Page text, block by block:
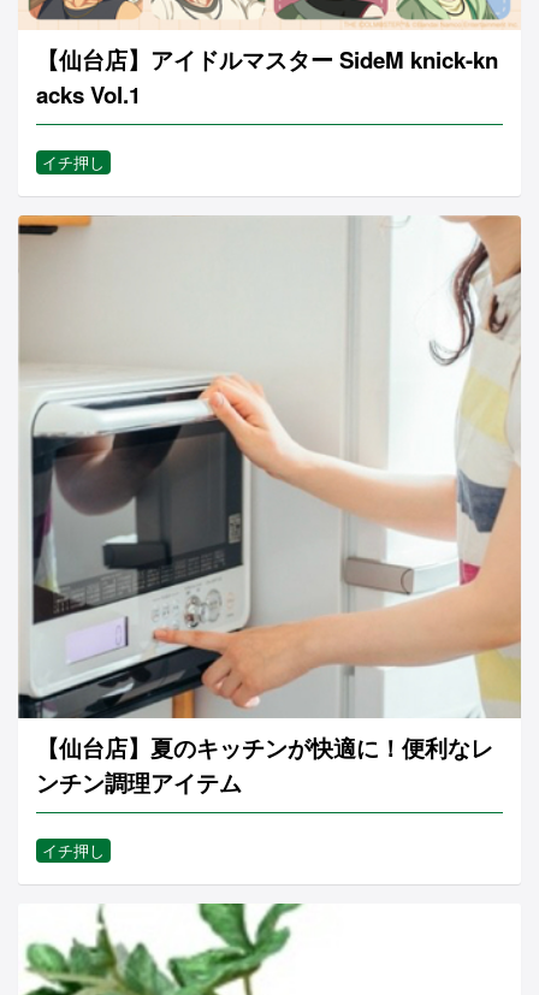
【仙台店】アイドルマスター SideM knick-kn
acks Vol.1
イチ押し
【仙台店】夏のキッチンが快適に！便利なレ
ンチン調理アイテム
イチ押し